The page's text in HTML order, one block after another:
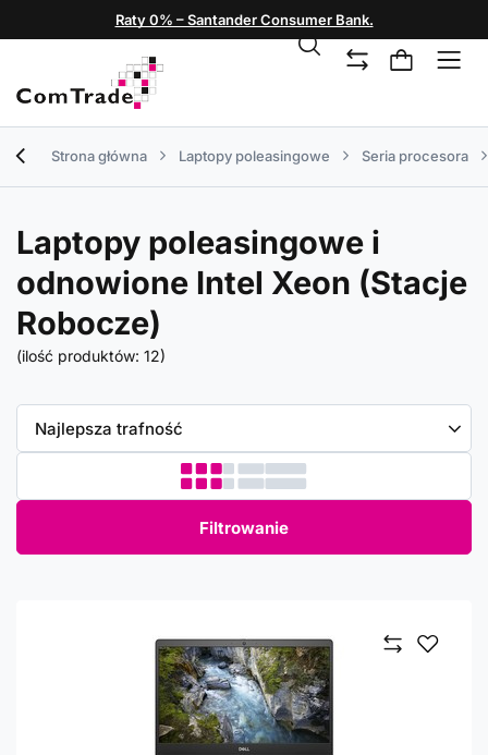
Raty 0% – Santander Consumer Bank.
Strona główna Laptopy poleasingowe Seria procesora
Laptopy poleasingowe i
odnowione Intel Xeon (Stacje
Robocze)
(ilość produktów: 12)
Zmień sortowanie
Najlepsza trafność
Filtrowanie